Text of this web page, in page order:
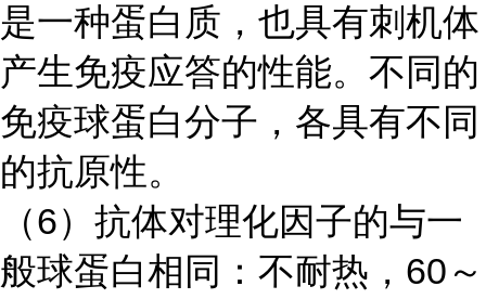
是一种蛋白质，也具有刺机体
产生免疫应答的性能。不同的
免疫球蛋白分子，各具有不同
的抗原性。
（6）抗体对理化因子的与一
般球蛋白相同：不耐热，60～